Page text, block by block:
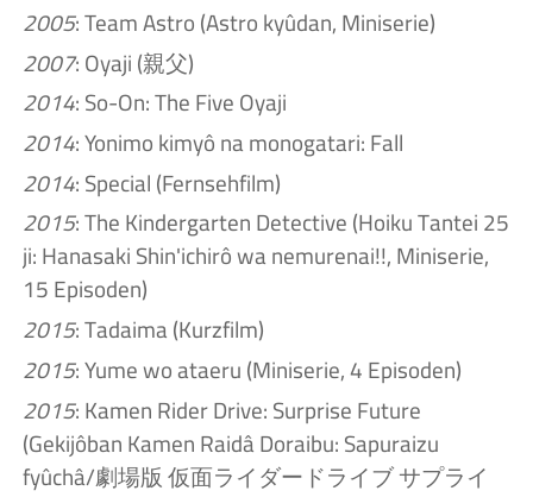
2005: Team Astro (Astro kyûdan, Miniserie)
2007: Oyaji (親父)
2014: So-On: The Five Oyaji
2014: Yonimo kimyô na monogatari: Fall
2014: Special (Fernsehfilm)
2015: The Kindergarten Detective (Hoiku Tantei 25
ji: Hanasaki Shin'ichirô wa nemurenai!!, Miniserie,
15 Episoden)
2015: Tadaima (Kurzfilm)
2015: Yume wo ataeru (Miniserie, 4 Episoden)
2015: Kamen Rider Drive: Surprise Future
(Gekijôban Kamen Raidâ Doraibu: Sapuraizu
fyûchâ/劇場版 仮面ライダードライブ サプライ